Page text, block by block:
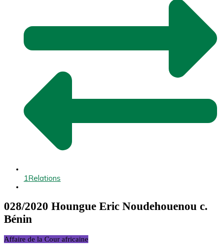
1Relations
028/2020 Houngue Eric Noudehouenou c.
Bénin
Affaire de la Cour africaine